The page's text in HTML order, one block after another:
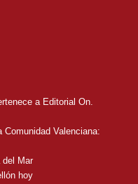
a Editorial On.
Valenciana:
del Mar
hoy